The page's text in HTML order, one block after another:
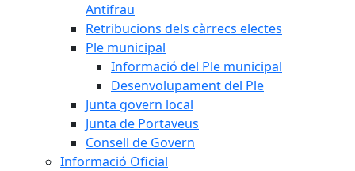
Antifrau
Retribucions dels càrrecs electes
Ple municipal
Informació del Ple municipal
Desenvolupament del Ple
Junta govern local
Junta de Portaveus
Consell de Govern
Informació Oficial